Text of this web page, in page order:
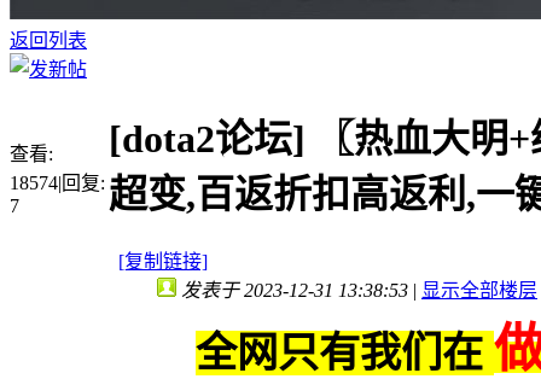
返回列表
查看:
18574|回复:
7
[dota2论坛]
〖热血大明
超变,百返折扣高返利,一
[复制链接]
发表于 2023-12-31 13:38:53 | 显示全部楼层
全网只有我们在